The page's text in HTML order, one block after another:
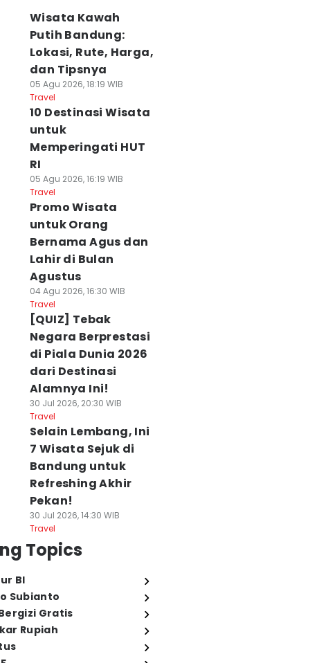
Wisata Kawah
Putih Bandung:
Lokasi, Rute, Harga,
dan Tipsnya
05 Agu 2026, 18:19 WIB
Travel
10 Destinasi Wisata
untuk
Memperingati HUT
RI
05 Agu 2026, 16:19 WIB
Travel
Promo Wisata
untuk Orang
Bernama Agus dan
Lahir di Bulan
Agustus
04 Agu 2026, 16:30 WIB
Travel
[QUIZ] Tebak
Negara Berprestasi
di Piala Dunia 2026
dari Destinasi
Alamnya Ini!
30 Jul 2026, 20:30 WIB
Travel
Selain Lembang, Ini
7 Wisata Sejuk di
Bandung untuk
Refreshing Akhir
Pekan!
30 Jul 2026, 14:30 WIB
Travel
Topics
BI
Subianto
Gratis
Rupiah